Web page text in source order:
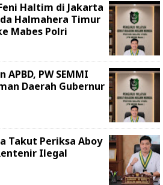
Haltim di Jakarta
Halmahera Timur
Mabes Polri
PW SEMMI
Daerah Gubernur
Takut Periksa Aboy
Ilegal